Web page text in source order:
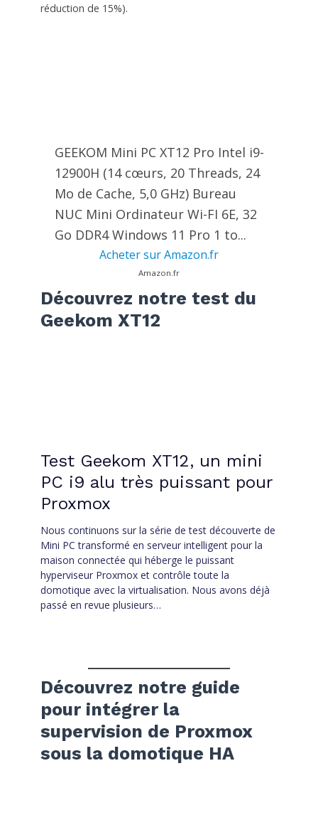
réduction de 15%).
GEEKOM Mini PC XT12 Pro Intel i9-
12900H (14 cœurs, 20 Threads, 24
Mo de Cache, 5,0 GHz) Bureau
NUC Mini Ordinateur Wi-FI 6E, 32
Go DDR4 Windows 11 Pro 1 to...
Acheter sur Amazon.fr
Amazon.fr
Découvrez notre test du
Geekom XT12
Test Geekom XT12, un mini
PC i9 alu très puissant pour
Proxmox
Nous continuons sur la série de test découverte de
Mini PC transformé en serveur intelligent pour la
maison connectée qui héberge le puissant
hyperviseur Proxmox et contrôle toute la
domotique avec la virtualisation. Nous avons déjà
passé en revue plusieurs…
Découvrez notre guide
pour intégrer la
supervision de Proxmox
sous la domotique HA